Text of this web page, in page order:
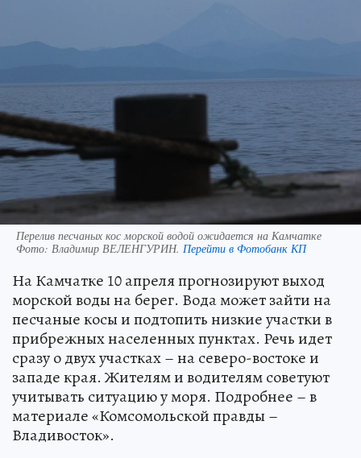
Перелив песчаных кос морской водой ожидается на Камчатке
Фото: Владимир ВЕЛЕНГУРИН. Перейти в Фотобанк КП
На Камчатке 10 апреля прогнозируют выход
морской воды на берег. Вода может зайти на
песчаные косы и подтопить низкие участки в
прибрежных населенных пунктах. Речь идет
сразу о двух участках – на северо-востоке и
западе края. Жителям и водителям советуют
учитывать ситуацию у моря. Подробнее – в
материале «Комсомольской правды –
Владивосток».